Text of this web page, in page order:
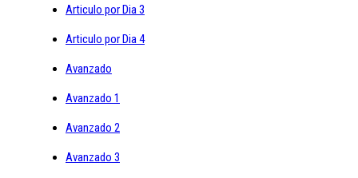
Articulo por Dia 3
Articulo por Dia 4
Avanzado
Avanzado 1
Avanzado 2
Avanzado 3